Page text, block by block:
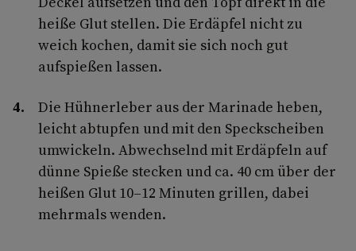
heiße Glut stellen. Die Erdäpfel nicht zu
weich kochen, damit sie sich noch gut
aufspießen lassen.
Die Hühnerleber aus der Marinade heben,
leicht abtupfen und mit den Speckscheiben
umwickeln. Abwechselnd mit Erdäpfeln auf
dünne Spieße stecken und ca. 40 cm über der
heißen Glut 10–12 Minuten grillen, dabei
mehrmals wenden.